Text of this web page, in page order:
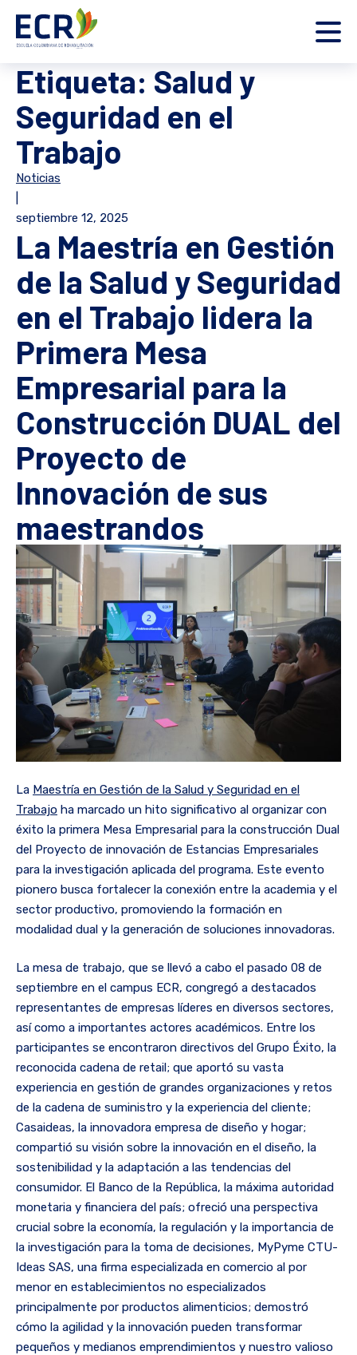
Etiqueta: Salud y
Seguridad en el
Trabajo
Noticias
septiembre 12, 2025
La Maestría en Gestión
de la Salud y Seguridad
en el Trabajo lidera la
Primera Mesa
Empresarial para la
Construcción DUAL del
Proyecto de
Innovación de sus
maestrandos
La Maestría en Gestión de la Salud y Seguridad en el
Trabajo ha marcado un hito significativo al organizar con
éxito la primera Mesa Empresarial para la construcción Dual
del Proyecto de innovación de Estancias Empresariales
para la investigación aplicada del programa. Este evento
pionero busca fortalecer la conexión entre la academia y el
sector productivo, promoviendo la formación en
modalidad dual y la generación de soluciones innovadoras.
La mesa de trabajo, que se llevó a cabo el pasado 08 de
septiembre en el campus ECR, congregó a destacados
representantes de empresas líderes en diversos sectores,
así como a importantes actores académicos. Entre los
participantes se encontraron directivos del Grupo Éxito, la
reconocida cadena de retail; que aportó su vasta
experiencia en gestión de grandes organizaciones y retos
de la cadena de suministro y la experiencia del cliente;
Casaideas, la innovadora empresa de diseño y hogar;
compartió su visión sobre la innovación en el diseño, la
sostenibilidad y la adaptación a las tendencias del
consumidor. El Banco de la República, la máxima autoridad
monetaria y financiera del país; ofreció una perspectiva
crucial sobre la economía, la regulación y la importancia de
la investigación para la toma de decisiones, MyPyme CTU-
Ideas SAS, una firma especializada en comercio al por
menor en establecimientos no especializados
principalmente por productos alimenticios; demostró
cómo la agilidad y la innovación pueden transformar
pequeños y medianos emprendimientos y nuestro valioso